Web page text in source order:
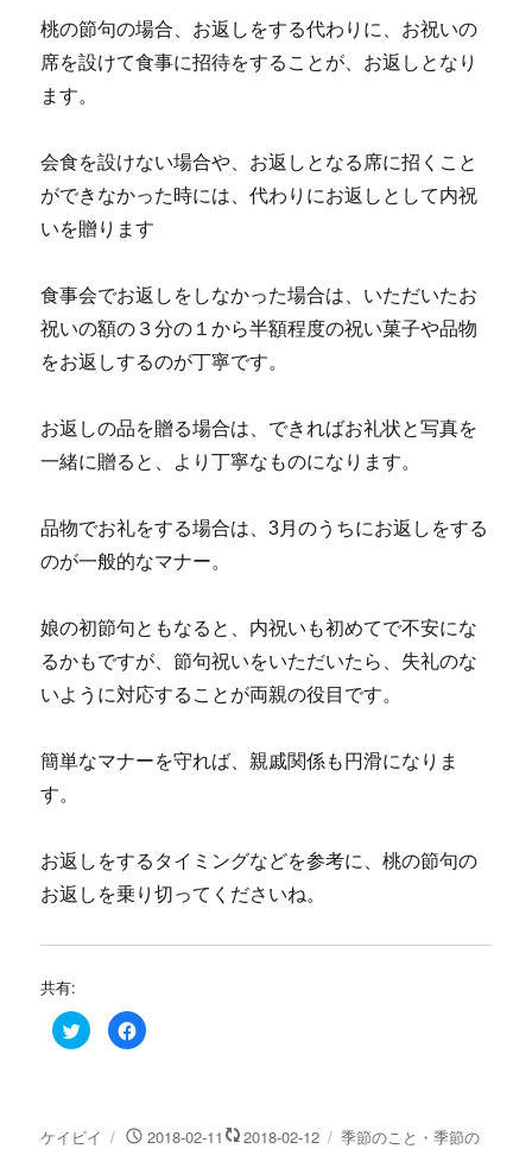
桃の節句の場合、お返しをする代わりに、お祝いの
席を設けて食事に招待をすることが、お返しとなり
ます。
会食を設けない場合や、お返しとなる席に招くこと
ができなかった時には、代わりにお返しとして内祝
いを贈ります
食事会でお返しをしなかった場合は、いただいたお
祝いの額の３分の１から半額程度の祝い菓子や品物
をお返しするのが丁寧です。
お返しの品を贈る場合は、できればお礼状と写真を
一緒に贈ると、より丁寧なものになります。
品物でお礼をする場合は、3月のうちにお返しをする
のが一般的なマナー。
娘の初節句ともなると、内祝いも初めてで不安にな
るかもですが、節句祝いをいただいたら、失礼のな
いように対応することが両親の役目です。
簡単なマナーを守れば、親戚関係も円滑になりま
す。
お返しをするタイミングなどを参考に、桃の節句の
お返しを乗り切ってくださいね。
共有:
ク
リ
w
i
F
a
k
で
投
ケイビイ
投 2018-02-11 2018-02-12
カ
季節のこと・季節の